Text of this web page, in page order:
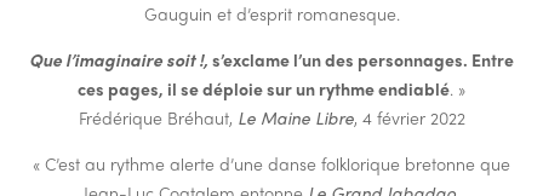
Gauguin et d’esprit romanesque.
Que l’imaginaire soit !, s’exclame l’un des personnages. Entre
ces pages, il se déploie sur un rythme endiablé. »
Frédérique Bréhaut, Le Maine Libre, 4 février 2022
« C’est au rythme alerte d’une danse folklorique bretonne que